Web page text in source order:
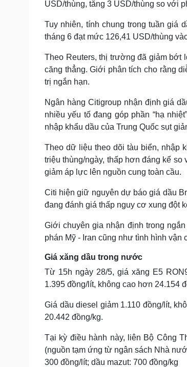
USD/thùng, tăng 3 USD/thùng so với
Tuy nhiên, tính chung trong tuần giá
tháng 6 đạt mức 126,41 USD/thùng
Theo Reuters, thị trường đã giảm bớt
căng thẳng. Giới phân tích cho rằng
trị ngắn hạn.
Ngân hàng Citigroup nhận định giá
nhiều yếu tố đang góp phần “hạ
nhập khẩu dầu của Trung Quốc sụt
Theo dữ liệu theo dõi tàu biển, nhập
triệu thùng/ngày, thấp hơn đáng kể
giảm áp lực lên nguồn cung toàn cầu.
Citi hiện giữ nguyên dự báo giá dầu
đang đánh giá thấp nguy cơ xung đột
Giới chuyên gia nhận định trong
phán Mỹ - Iran cũng như tình hình
Giá xăng dầu trong nước
Từ 15h ngày 28/5, giá xăng E5
1.395 đồng/lít, không cao hơn 24.154
Giá dầu diesel giảm 1.110 đồng/lít,
20.442 đồng/kg.
Tại kỳ điều hành này, liên Bộ Công
(nguồn tạm ứng từ ngân sách Nhà
300 đồng/lít; dầu mazut: 700 đồng/kg